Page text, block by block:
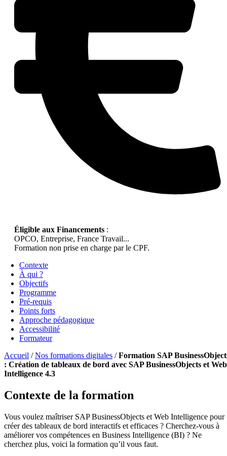
Éligible aux Financements :
OPCO, Entreprise, France Travail...
Formation non prise en charge par le CPF.
Contexte
À qui ?
Objectifs
Programme
Pré-requis
Points forts
Approche pédagogique
Accessibilité
Formateur
Accueil /Nos formations digitales /Formation SAP
: Création de tableaux de bord avec SAP BusinessObjects et Web
Intelligence 4.3
Contexte de la formation
Vous voulez maîtriser SAP BusinessObjects et Web Intelligence pour
créer des tableaux de bord interactifs et efficaces ? Cherchez-vous à
améliorer vos compétences en Business Intelligence (BI) ? Ne
cherchez plus, voici la formation qu’il vous faut.